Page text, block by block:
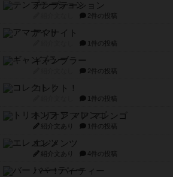
テンプテーション
2件の投稿
アマナイト
1件の投稿
ギャンブラー
2件の投稿
コレクト！
1件の投稿
トリオンフ ア マレンゴ
紹介文あり 1件の投稿
エレメンツ
紹介文あり 4件の投稿
バー！パーティー